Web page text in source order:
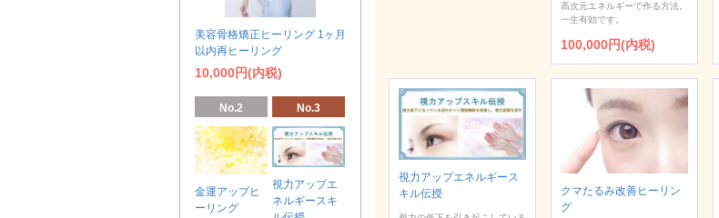
高次元エネルギーで作る方法。
一生有効です。
100,000円(内税)
視力アップエネルギース
キル伝授
クマたるみ改善ヒーリン
グ
美容骨格矯正ヒーリング 1ヶ月
以内再ヒーリング
10,000円(内税)
No.2
金運アップヒ
ーリング
No.3
視力アップエ
ネルギースキ